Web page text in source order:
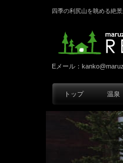
四季の利尻山を眺める絶
Eメール：
トップ 温泉